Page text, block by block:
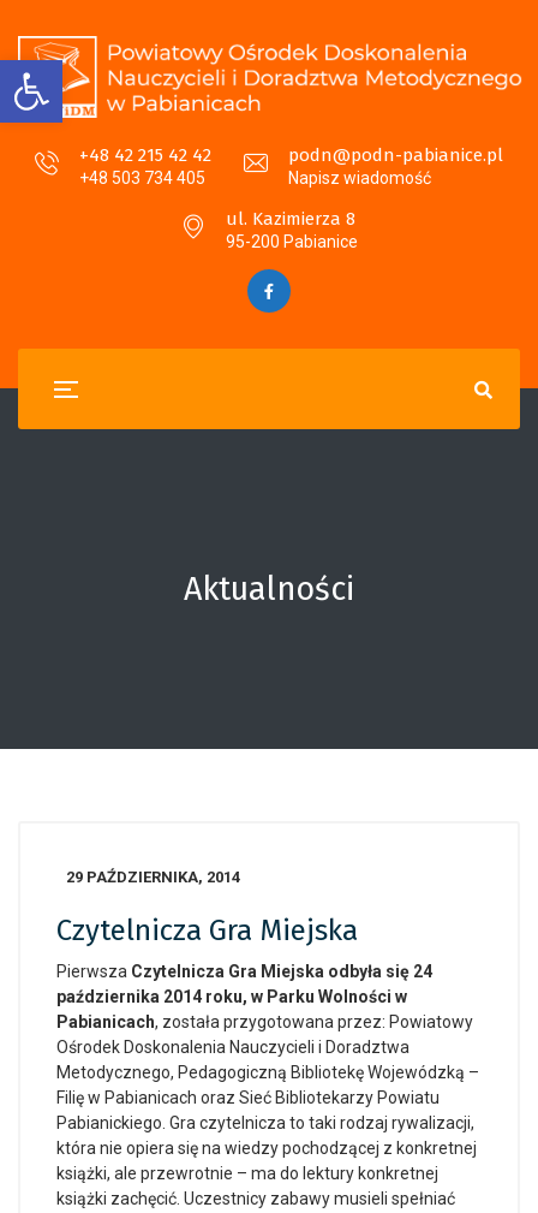
Open toolbar
+48 42 215 42 42
+48 503 734 405
podn@podn-pabianice.pl
Napisz wiadomość
ul. Kazimierza 8
95-200 Pabianice
Aktualności
29 PAŹDZIERNIKA, 2014
Czytelnicza Gra Miejska
Pierwsza Czytelnicza Gra Miejska odbyła się 24
października 2014 roku, w Parku Wolności w
Pabianicach, została przygotowana przez: Powiatowy
Ośrodek Doskonalenia Nauczycieli i Doradztwa
Metodycznego, Pedagogiczną Bibliotekę Wojewódzką –
Filię w Pabianicach oraz Sieć Bibliotekarzy Powiatu
Pabianickiego. Gra czytelnicza to taki rodzaj rywalizacji,
która nie opiera się na wiedzy pochodzącej z konkretnej
książki, ale przewrotnie – ma do lektury konkretnej
książki zachęcić. Uczestnicy zabawy musieli spełniać